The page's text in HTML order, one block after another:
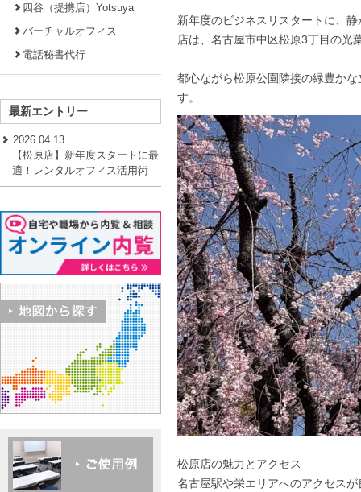
新年度のビジネスリスタートに、
店は、名古屋市中区松原3丁目の光
都心ながら松原公園隣接の緑豊か
す。
松原店の魅力とアクセス
名古屋駅や栄エリアへのアクセス
四谷（提携店）Yotsuya
バーチャルオフィス
電話秘書代行
最新エントリー
2026.04.13
【松原店】新年度スタートに最
適！レンタルオフィス活用術